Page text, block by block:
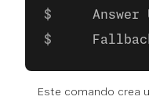
Answer
Este comando crea